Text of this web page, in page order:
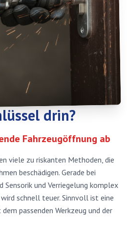
drin?
Fahrzeugöffnung ab
viele zu riskanten Methoden, die
beschädigen. Gerade bei
Sensorik und Verriegelung komplex
schnell teuer. Sinnvoll ist eine
passenden Werkzeug und der